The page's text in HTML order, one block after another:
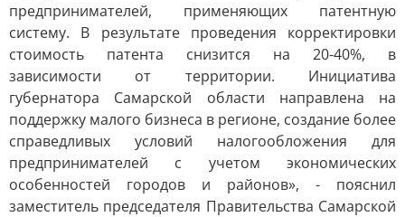
предпринимателей, применяющих патентную
систему. В результате проведения корректировки
стоимость патента снизится на 20-40%, в
зависимости от территории. Инициатива
губернатора Самарской области направлена на
поддержку малого бизнеса в регионе, создание более
справедливых условий налогообложения для
предпринимателей с учетом экономических
особенностей городов и районов», - пояснил
заместитель председателя Правительства Самарской